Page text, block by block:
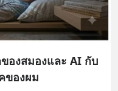
องสมองและ AI กับ
ของผม